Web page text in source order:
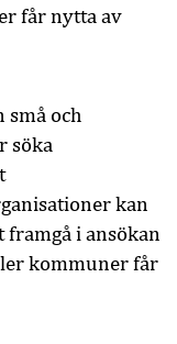
får nytta av
och
söka
kan
framgå i ansökan
kommuner får